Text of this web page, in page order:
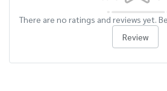
There are no ratings and reviews yet.
Review